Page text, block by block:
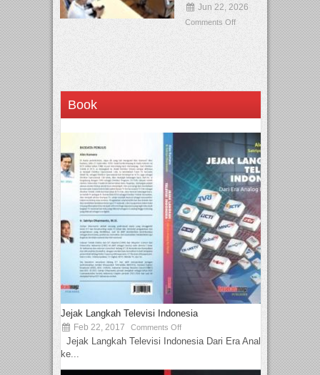
Jun 22, 2026
Comments Off
Book
Jejak Langkah Televisi Indonesia
Feb 22, 2017 Comments Off
Jejak Langkah Televisi Indonesia Dari Era Analog
ke...